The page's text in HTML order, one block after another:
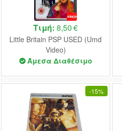
Τιμή: 8,50 €
Little Britain PSP USED (Umd
Video)
Άμεσα Διαθέσιμο
-15%